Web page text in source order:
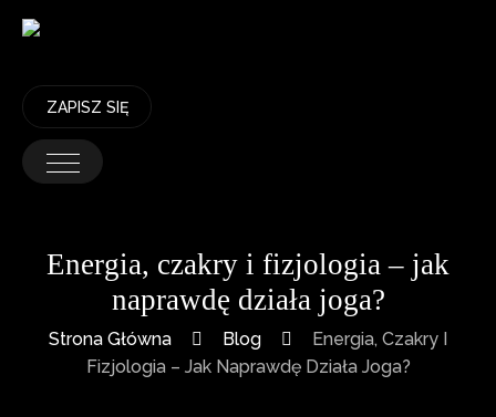
ZAPISZ SIĘ
Energia, czakry i fizjologia – jak
naprawdę działa joga?
Strona Główna Blog
Energia, Czakry I
Fizjologia – Jak Naprawdę Działa Joga?